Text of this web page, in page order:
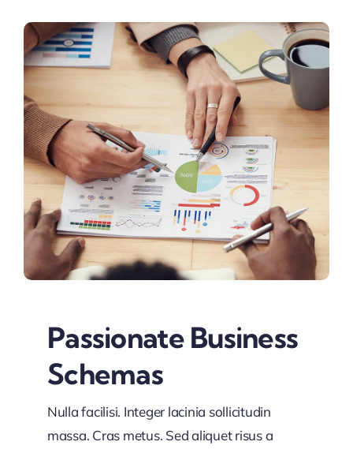
Passionate Business
Schemas
Nulla facilisi. Integer lacinia sollicitudin
massa. Cras metus. Sed aliquet risus a